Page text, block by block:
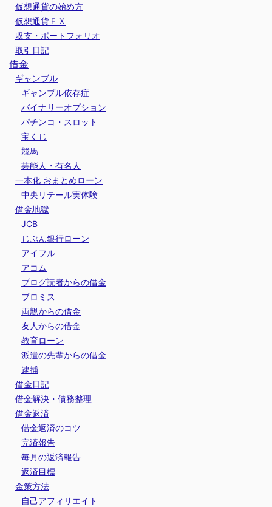
仮想通貨の始め方
仮想通貨ＦＸ
収支・ポートフォリオ
取引日記
借金
ギャンブル
ギャンブル依存症
バイナリーオプション
パチンコ・スロット
宝くじ
競馬
芸能人・有名人
一本化 おまとめローン
中央リテール実体験
借金地獄
JCB
じぶん銀行ローン
アイフル
アコム
ブログ読者からの借金
プロミス
両親からの借金
友人からの借金
教育ローン
派遣の先輩からの借金
逮捕
借金日記
借金解決・債務整理
借金返済
借金返済のコツ
完済報告
毎月の返済報告
返済目標
金策方法
自己アフィリエイト